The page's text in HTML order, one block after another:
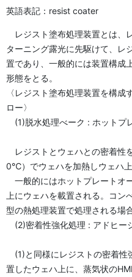
英語表記：resist coater
レジスト塗布処理装置とは、
ターニング露光に先駆けて、レ
置であり、一般的には装置構成
形態をとる。
〈レジスト塗布処理装置を構
ロー〉
(1)脱水処理べーク : ホットプ
レジストとウェハとの密着性
0℃）でウェハを加熱しウェハ上
一般的にはホットプレートオ
上にウェハを載置される。コ
型の熱処理装置で処理される場
(2)密着性強化処理 : アドヒー
(1)と同様にレジストの密着性
置したウェハ上に、蒸気状の